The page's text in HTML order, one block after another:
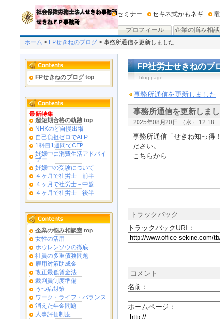
プロフィール 企業の悩み相
セミナー セキネ式かもネギ
ホーム > FPせきねのブログ > 事務所通信を更新しました
FPせきねのブログ top
最新特集
超短期合格の軌跡 top
NHKのど自慢出場
自己負担ゼロでAFP
1科目1週間でCFP
妊娠中に消費生活アドバイ
ザー
妊娠中の受験について
４ヶ月で社労士－前半
４ヶ月で社労士－中盤
４ヶ月で社労士－後半
企業の悩み相談室 top
女性の活用
ホウレンソウの徹底
社員の多重債務問題
雇用対策助成金
改正最低賃金法
裁判員制度準備
うつ病対策
ワーク・ライフ・バランス
消えた年金問題
人事評価制度
FP社労士せきねのブ
blog page
事務所通信を更新しました
事務所通信を更新しま
2025年08月20日 （水） 12:18
事務所通信「せきね知っ得
ださい。
こちらから
トラックバック
トラックバックURI：
コメント
名前：
ホームページ：